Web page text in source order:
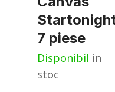
7 piese
Disponibil in
stoc